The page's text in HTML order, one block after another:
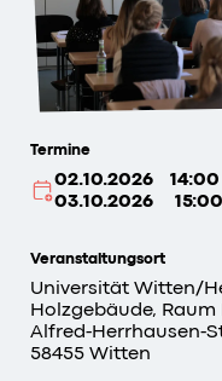
Termine
02.10.2026
03.10.2026
Veranstaltungsort
Universität Witten/
Holzgebäude, Raum
Alfred-Herrhausen-
58455 Witten